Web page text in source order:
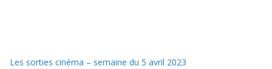
Les sorties cinéma – semaine du 5 avril 2023